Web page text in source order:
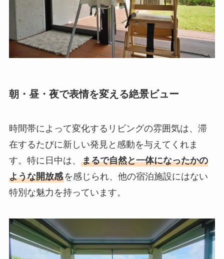
朝・昼・夜で表情を変える絶景ビュー
時間帯によって変化するリビングの雰囲気は、滞
在するたびに新しい発見と感動を与えてくれま
す。特に日中は、 まるで自然と一体になったかの
ような開放感を感じられ、他の宿泊施設にはない
特別な魅力を持っています。